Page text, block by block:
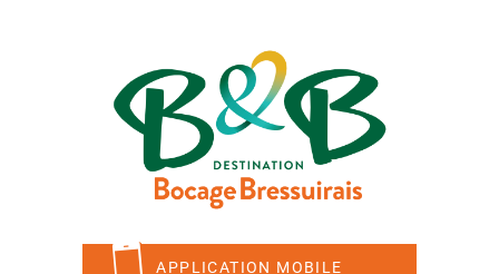
APPLICATION MOBILE